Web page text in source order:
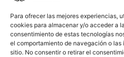
Para ofrecer las mejores experiencias,
cookies para almacenar y/o acceder a
consentimiento de estas tecnologías
el comportamiento de navegación o
sitio. No consentir o retirar el